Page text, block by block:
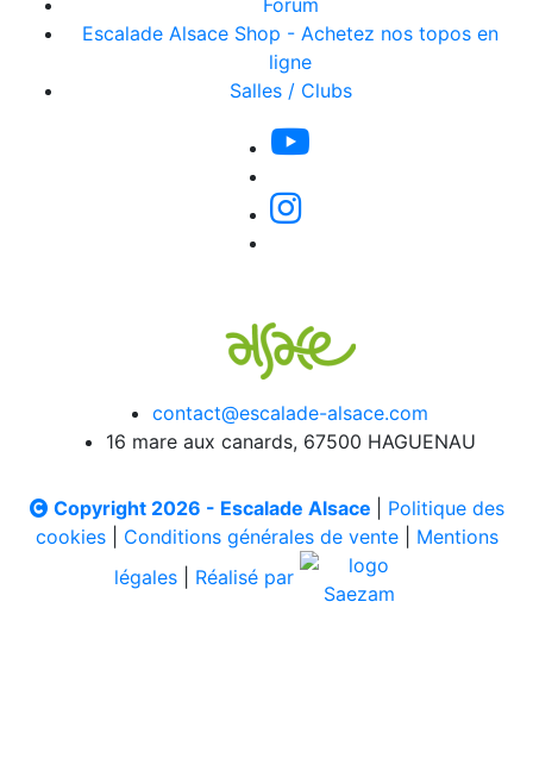
Forum
Escalade Alsace Shop - Achetez nos topos en
ligne
Salles / Clubs
contact@escalade-alsace.com
16 mare aux canards, 67500 HAGUENAU
Copyright 2026 - Escalade Alsace
Politique des
cookies| Conditions générales de vente| Mentions
légales
Réalisé par